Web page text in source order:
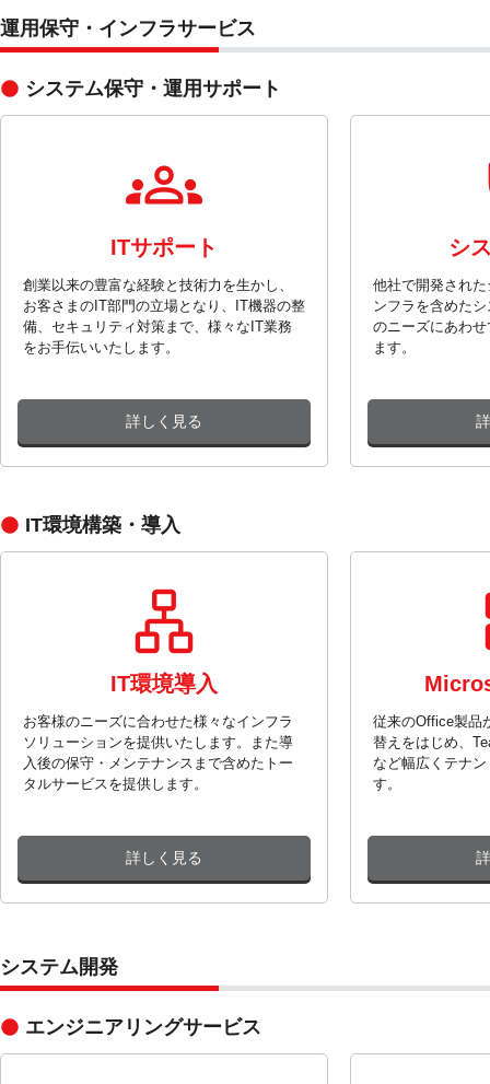
運用保守・インフラサービス
システム保守・運用サポート
ITサポート
創業以来の豊富な経験と技術力を生かし、
お客さまのIT部門の立場となり、IT機器の整
備、セキュリティ対策まで、様々なIT業務
をお手伝いいたします。
詳しく見る
シ
他社で開発され
ンフラを含めた
のニーズにあわ
ます。
IT環境構築・導入
IT環境導入
お客様のニーズに合わせた様々なインフラ
ソリューションを提供いたします。また導
入後の保守・メンテナンスまで含めたトー
タルサービスを提供します。
詳しく見る
従来のOffice製品
替えをはじめ、
など幅広くテナ
す。
システム開発
エンジニアリングサービス